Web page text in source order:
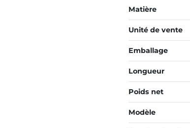
Matière
Unité de vente
Emballage
Longueur
Poids net
Modèle